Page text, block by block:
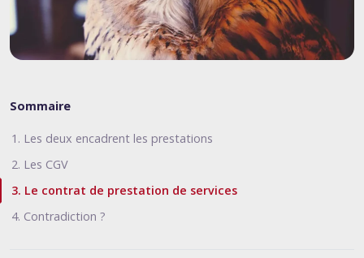
Sommaire
1. Les deux encadrent les prestations
2. Les CGV
3. Le contrat de prestation de services
4. Contradiction ?